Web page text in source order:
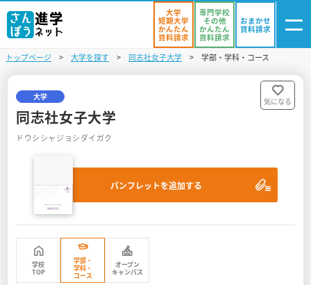
資料リスト
進学イベント
入試・受験入門
お役立ち情報
大学
短期大学
かんたん
資料請求
専門学校
その他
かんたん
資料請求
おまかせ
資料請求
トップページ 大学を探す 同志社女子大学 学部・学科・コース
大学
同志社女子大学
ドウシシャジョシダイガク
パンフレットを追加する
気になる
学校
TOP
学部・
学科・
コース
オープン
キャンパス